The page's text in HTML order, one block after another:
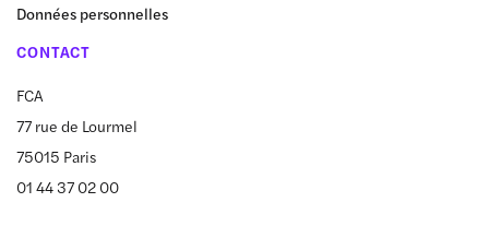
Données personnelles
CONTACT
FCA
77 rue de Lourmel
75015 Paris
01 44 37 02 00